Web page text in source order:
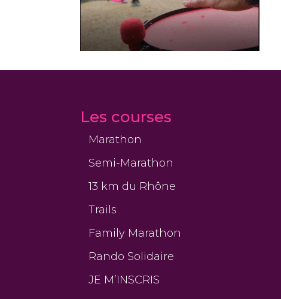
Les courses
Marathon
Semi-Marathon
13 km du Rhône
Trails
Family Marathon
Rando Solidaire
JE M’INSCRIS